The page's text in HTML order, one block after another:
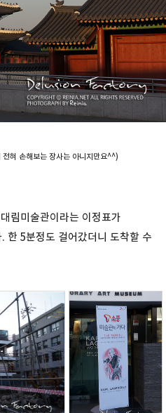
혀 손해보는 장사는 아니지만요^^)
림미술관이라는 이정표가
한 5분정도 걸어갔더니 도착할 수